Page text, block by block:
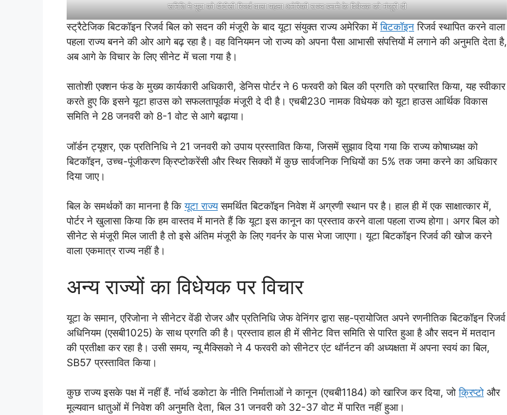
समिति ने यूटा को बीटीसी रिजर्व वाला पहला अमेरिकी राज्य बनाने के विधेयक को मंजूरी दी
स्ट्रैटेजिक बिटकॉइन रिजर्व बिल को सदन की मंजूरी के बाद यूटा संयुक्त राज्य अमेरिका मेंबिटकॉइन रिजर्व स्थापित करने वाला
पहला राज्य बनने की ओर आगे बढ़ रहा है। वह विनियमन जो राज्य को अपना पैसा आभासी संपत्तियों में लगाने की अनुमति देता है,
अब आगे के विचार के लिए सीनेट में चला गया है।
सातोशी एक्शन फंड के मुख्य कार्यकारी अधिकारी, डेनिस पोर्टर ने 6 फरवरी को बिल की प्रगति को प्रचारित किया, यह स्वीकार
करते हुए कि इसने यूटा हाउस को सफलतापूर्वक मंजूरी दे दी है। एचबी230 नामक विधेयक को यूटा हाउस आर्थिक विकास
समिति ने 28 जनवरी को 8-1 वोट से आगे बढ़ाया।
जॉर्डन ट्यूशर, एक प्रतिनिधि ने 21 जनवरी को उपाय प्रस्तावित किया, जिसमें सुझाव दिया गया कि राज्य कोषाध्यक्ष को
बिटकॉइन, उच्च-पूंजीकरण क्रिप्टोकरेंसी और स्थिर सिक्कों में कुछ सार्वजनिक निधियों का 5% तक जमा करने का अधिकार
दिया जाए।
बिल के समर्थकों का मानना है कियूटा राज्यसमर्थित बिटकॉइन निवेश में अग्रणी स्थान पर है। हाल ही में एक साक्षात्कार में,
पोर्टर ने खुलासा किया कि हम वास्तव में मानते हैं कि यूटा इस कानून का प्रस्ताव करने वाला पहला राज्य होगा। अगर बिल को
सीनेट से मंजूरी मिल जाती है तो इसे अंतिम मंजूरी के लिए गवर्नर के पास भेजा जाएगा। यूटा बिटकॉइन रिजर्व की खोज करने
वाला एकमात्र राज्य नहीं है।
अन्य राज्यों का विधेयक पर विचार
यूटा के समान, एरिजोना ने सीनेटर वेंडी रोजर और प्रतिनिधि जेफ वेनिंगर द्वारा सह-प्रायोजित अपने रणनीतिक बिटकॉइन रिजर्व
अधिनियम (एसबी1025) के साथ प्रगति की है। प्रस्ताव हाल ही में सीनेट वित्त समिति से पारित हुआ है और सदन में मतदान
की प्रतीक्षा कर रहा है। उसी समय, न्यू मैक्सिको ने 4 फरवरी को सीनेटर एंट थॉर्नटन की अध्यक्षता में अपना स्वयं का बिल,
SB57 प्रस्तावित किया।
कुछ राज्य इसके पक्ष में नहीं हैं. नॉर्थ डकोटा के नीति निर्माताओं ने कानून (एचबी1184) को खारिज कर दिया, जोक्रिप्टो और
मूल्यवान धातुओं में निवेश की अनुमति देता, बिल 31 जनवरी को 32-37 वोट में पारित नहीं हुआ।